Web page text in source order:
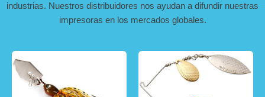
industrias. Nuestros distribuidores nos ayudan a difundir nuestras
impresoras en los mercados globales.